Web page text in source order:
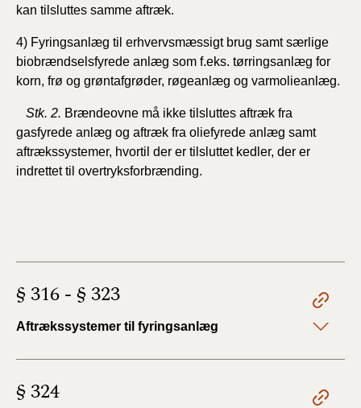
kan tilsluttes samme aftræk.
4) Fyringsanlæg til erhvervsmæssigt brug samt særlige
biobrændselsfyrede anlæg som f.eks. tørringsanlæg for
korn, frø og grøntafgrøder, røgeanlæg og varmolieanlæg.
Stk. 2. Brændeovne må ikke tilsluttes aftræk fra
gasfyrede anlæg og aftræk fra oliefyrede anlæg samt
aftrækssystemer, hvortil der er tilsluttet kedler, der er
indrettet til overtryksforbrænding.
§ 316 - § 323
Aftrækssystemer til fyringsanlæg
§ 324